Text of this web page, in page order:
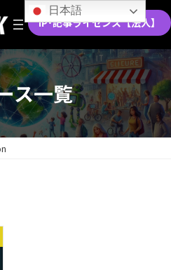
IP･記事ライセンス【法人】
ス一覧
日本語